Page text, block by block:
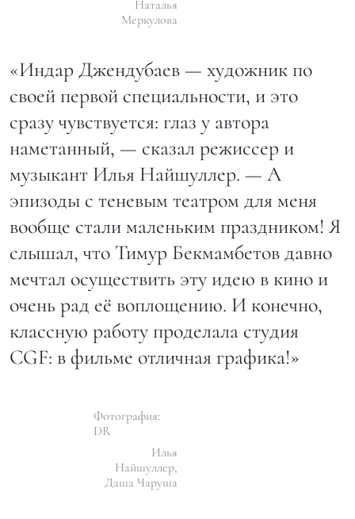
Наталья
Меркулова
«Индар Джендубаев — художник по
своей первой специальности, и это
сразу чувствуется: глаз у автора
наметанный, — сказал режиссер и
музыкант Илья Найшуллер. — А
эпизоды с теневым театром для меня
вообще стали маленьким праздником! Я
слышал, что Тимур Бекмамбетов давно
мечтал осуществить эту идею в кино и
очень рад её воплощению. И конечно,
классную работу проделала студия
CGF: в фильме отличная графика!»
Фотография:
DR
Илья
Найшуллер,
Даша Чаруша